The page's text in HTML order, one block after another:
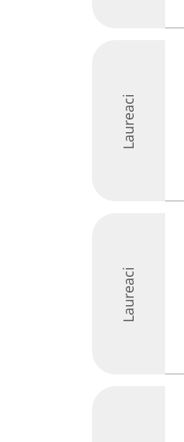
Laureaci
Laureaci